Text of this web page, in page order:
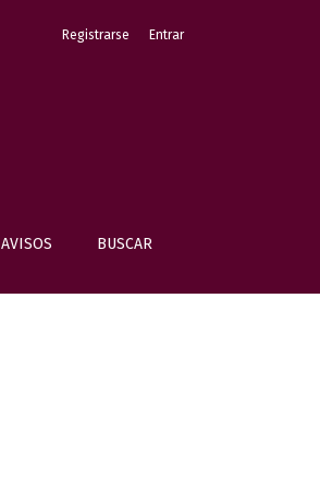
AVISOS BUSCAR
Registrarse Entrar